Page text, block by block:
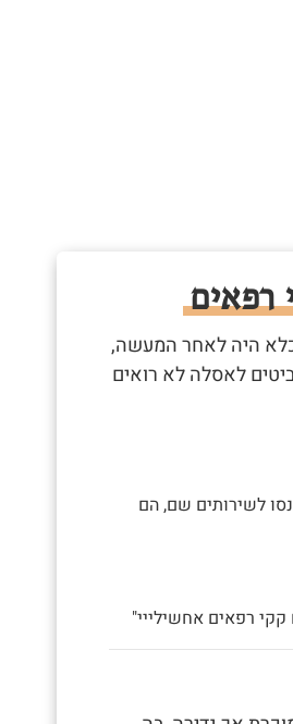
רפאים
היה לאחר המעשה,
לאסלה לא רואים
לשירותים שם, הם
רפאים אחשילייי"